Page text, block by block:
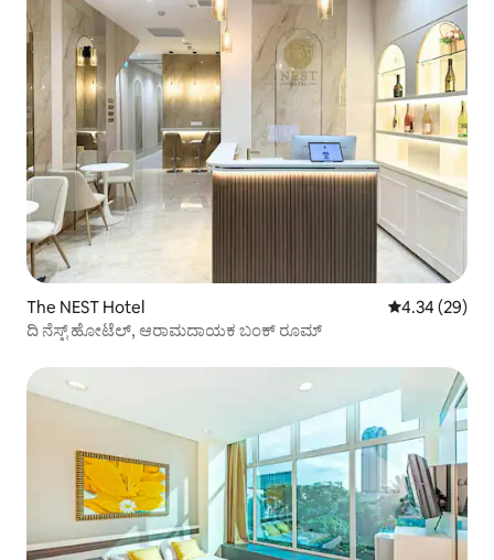
The NEST Hotel 5 ರಲ್ಲಿ 4.34
4.34 (29)
ದಿ ನೆಸ್ಟ್ ಹೋಟೆಲ್, ಆರಾಮದಾಯಕ ಬಂಕ್ ರೂಮ್